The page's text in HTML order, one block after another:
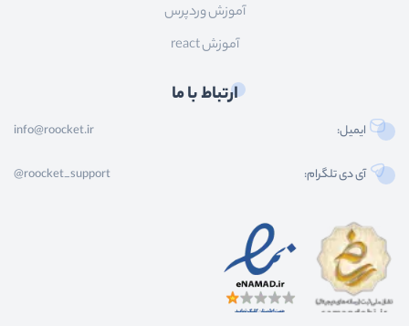
آموزش وردپرس
آموزش react
ارتباط با ما
ایمیل: info@roocket.ir
آی دی تلگرام: @roocket_support